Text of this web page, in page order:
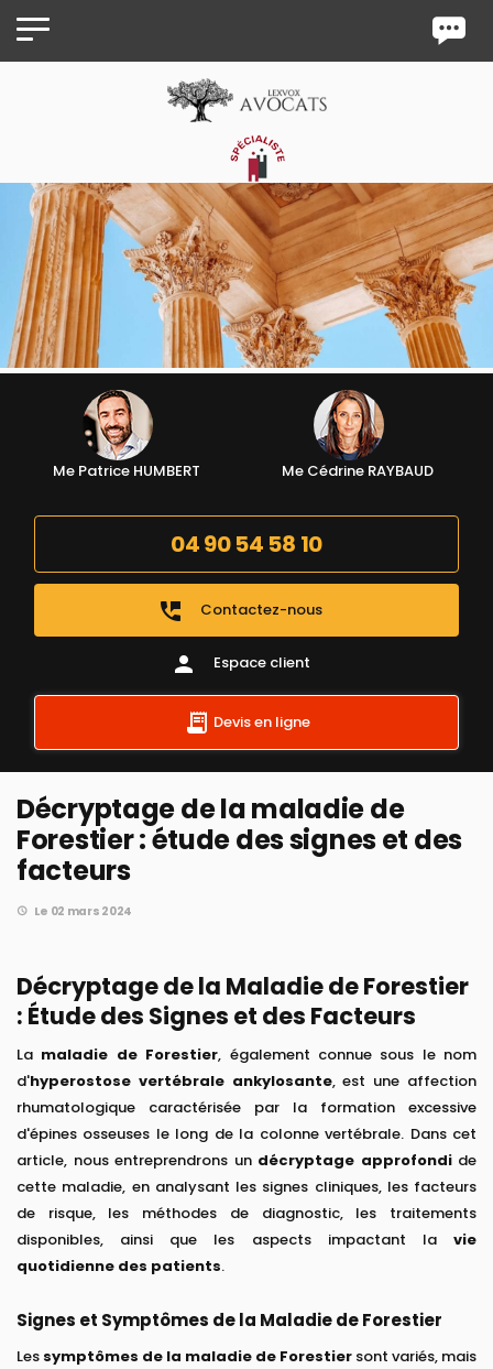
Me Patrice HUMBERT Me Cédrine RAYBAUD
04 90 54 58 10
perm_phone_msg Contactez-nous
person Espace client
Devis en ligne
Décryptage de la maladie de
Forestier : étude des signes et des
facteurs
Le 02 mars 2024
Décryptage de la Maladie de Forestier
: Étude des Signes et des Facteurs
La maladie de Forestier, également connue sous le nom
d'hyperostose vertébrale ankylosante, est une affection
rhumatologique caractérisée par la formation excessive
d'épines osseuses le long de la colonne vertébrale. Dans cet
article, nous entreprendrons un décryptage approfondide
cette maladie, en analysant les signes cliniques, les facteurs
de risque, les méthodes de diagnostic, les traitements
disponibles, ainsi que les aspects impactant lavie
quotidienne des patients.
Signes et Symptômes de la Maladie de Forestier
Les symptômes de la maladie de Forestier sont variés, mais